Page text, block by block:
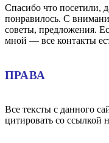
Спасибо что посетили,
понравилось. С
советы, предложения.
мной — все контакты
ПРАВА
Все тексты с данного
цитировать со ссылкой